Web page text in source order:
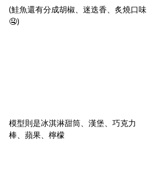
(鮭魚還有分成胡椒、迷迭香、炙燒口味
🤤)
模型則是冰淇淋甜筒、漢堡、巧克力
棒、蘋果、檸檬